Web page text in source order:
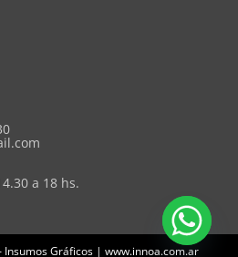
a 18 hs.
Insumos Gráficos | www.innoa.com.ar